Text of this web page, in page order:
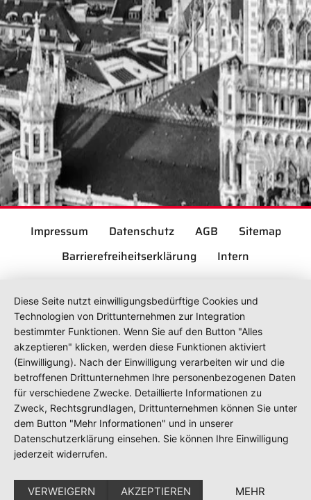
Impressum Datenschutz AGB
Sitemap
Barrierefreiheitserklärung
Intern
Diese Seite nutzt einwilligungsbedürftige Cookies und
Technologien von Drittunternehmen zur Integration
bestimmter Funktionen. Wenn Sie auf den Button "Alles
akzeptieren" klicken, werden diese Funktionen aktiviert
(Einwilligung). Nach der Einwilligung verarbeiten wir und die
betroffenen Drittunternehmen Ihre personenbezogenen Daten
für verschiedene Zwecke. Detaillierte Informationen zu
Zweck, Rechtsgrundlagen, Drittunternehmen können Sie unter
dem Button "Mehr Informationen" und in unserer
Datenschutzerklärung einsehen. Sie können Ihre Einwilligung
jederzeit widerrufen.
VERWEIGERN AKZEPTIEREN MEHR